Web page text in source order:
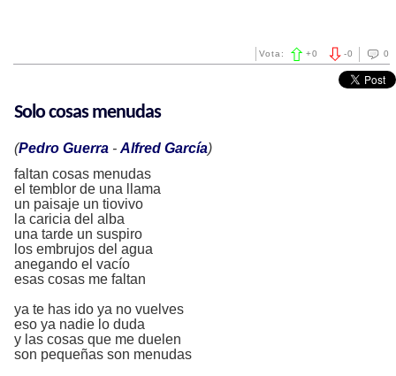
0
-0
Vota: +0
Solo cosas menudas
(Pedro Guerra - Alfred García)
faltan cosas menudas
el temblor de una llama
un paisaje un tiovivo
la caricia del alba
una tarde un suspiro
los embrujos del agua
anegando el vacío
esas cosas me faltan
ya te has ido ya no vuelves
eso ya nadie lo duda
y las cosas que me duelen
son pequeñas son menudas